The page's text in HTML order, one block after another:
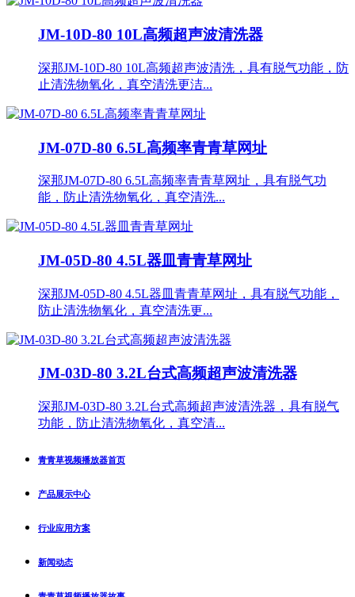
JM-10D-80 10L高频超声波清洗器
深那JM-10D-80 10L高频超声波清洗，具有脱气功能，防
止清洗物氧化，真空清洗更洁...
JM-07D-80 6.5L高频率青青草网址
深那JM-07D-80 6.5L高频率青青草网址，具有脱气功
能，防止清洗物氧化，真空清洗...
JM-05D-80 4.5L器皿青青草网址
深那JM-05D-80 4.5L器皿青青草网址，具有脱气功能，
防止清洗物氧化，真空清洗更...
JM-03D-80 3.2L台式高频超声波清洗器
深那JM-03D-80 3.2L台式高频超声波清洗器，具有脱气
功能，防止清洗物氧化，真空清...
青青草视频播放器首页
产品展示中心
行业应用方案
新闻动态